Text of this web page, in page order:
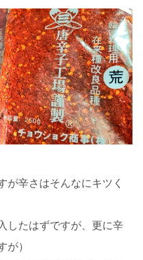
が辛さはそんなにキツく
したはずですが、更に辛
が）